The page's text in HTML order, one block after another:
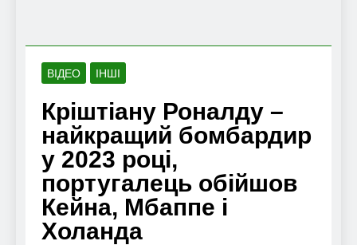
ВІДЕО ІНШІ
Кріштіану Роналду –
найкращий бомбардир
у 2023 році,
португалець обійшов
Кейна, Мбаппе і
Холанда